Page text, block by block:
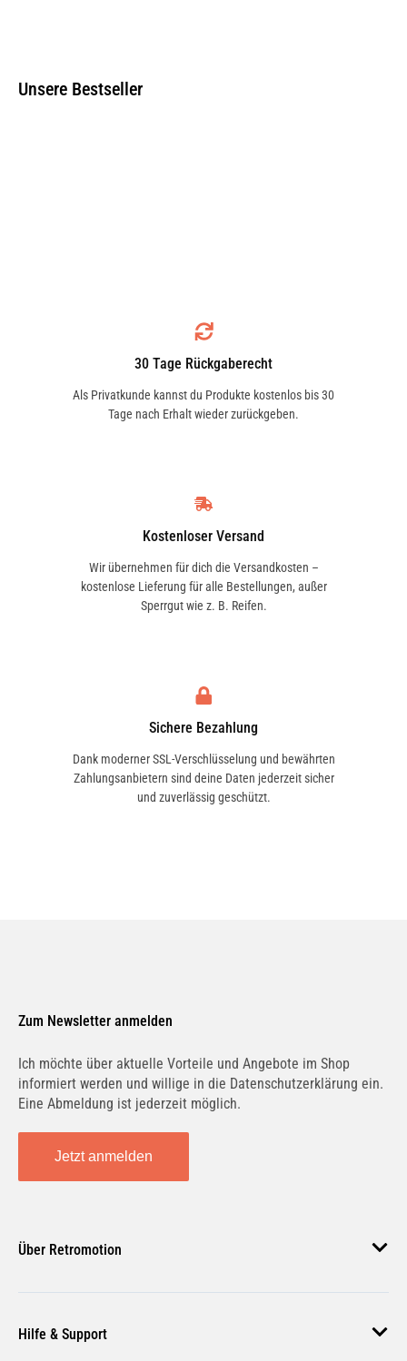
Unsere Bestseller
30 Tage Rückgaberecht
Als Privatkunde kannst du Produkte kostenlos bis 30
Tage nach Erhalt wieder zurückgeben.
Kostenloser Versand
Wir übernehmen für dich die Versandkosten –
kostenlose Lieferung für alle Bestellungen, außer
Sperrgut wie z. B. Reifen.
Sichere Bezahlung
Dank moderner SSL-Verschlüsselung und bewährten
Zahlungsanbietern sind deine Daten jederzeit sicher
und zuverlässig geschützt.
Zum Newsletter anmelden
Ich möchte über aktuelle Vorteile und Angebote im Shop
informiert werden und willige in die Datenschutzerklärung ein.
Eine Abmeldung ist jederzeit möglich.
Jetzt anmelden
Über Retromotion
Unsere Jobs
Hilfe & Support